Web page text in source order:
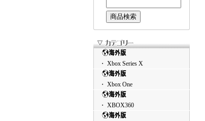
・ Xbox Series X
・ Xbox One
・ XBOX360